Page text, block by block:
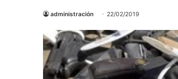
administración 22/02/2019